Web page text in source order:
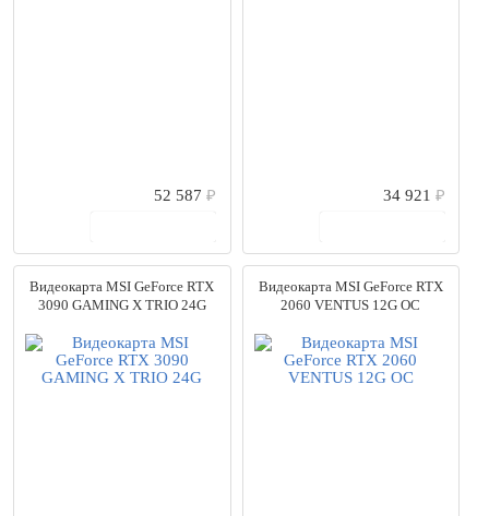
52 587₽
34 921 ₽
Видеокарта MSI GeForce RTX
3090 GAMING X TRIO 24G
Видеокарта MSI GeForce RTX
2060 VENTUS 12G OC